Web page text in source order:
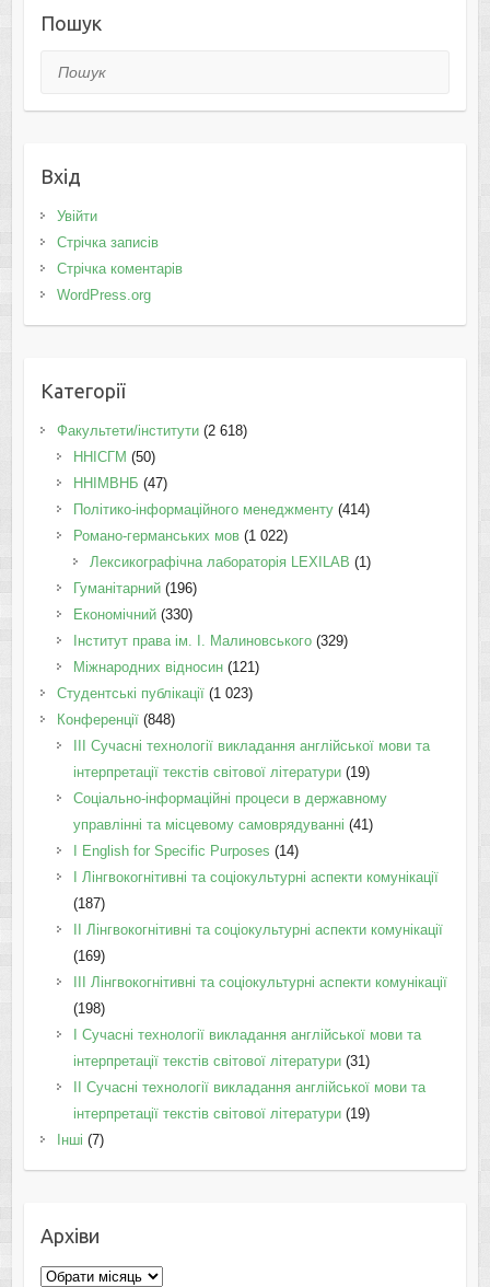
Пошук
Пошук
Вхід
Увійти
Стрічка записів
Стрічка коментарів
WordPress.org
Категорії
Факультети/інститути(2 618)
ННІСГМ (50)
ННІМВНБ (47)
Політико-інформаційного менеджменту(414)
Романо-германських мов(1 022)
Лексикографічна лабораторія LEXILAB (1)
Гуманітарний(196)
Економічний(330)
Інститут права ім. І. Малиновського(329)
Міжнародних відносин(121)
Студентські публікації(1 023)
Конференції(848)
III Сучасні технології викладання англійської мови та
інтерпретації текстів світової літератури(19)
Соціально-інформаційні процеси в державному
управлінні та місцевому самоврядуванні (41)
І English for Specific Purposes (14)
I Лінгвокогнітивні та соціокультурні аспекти комунікації
(187)
IІ Лінгвокогнітивні та соціокультурні аспекти комунікації
(169)
IІI Лінгвокогнітивні та соціокультурні аспекти комунікації
(198)
I Cучасні технології викладання англійської мови та
інтерпретації текстів світової літератури(31)
II Cучасні технології викладання англійської мови та
інтерпретації текстів світової літератури(19)
Інші (7)
Архіви
Архіви